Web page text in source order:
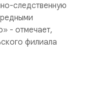
следственную
- отмечает,
филиала